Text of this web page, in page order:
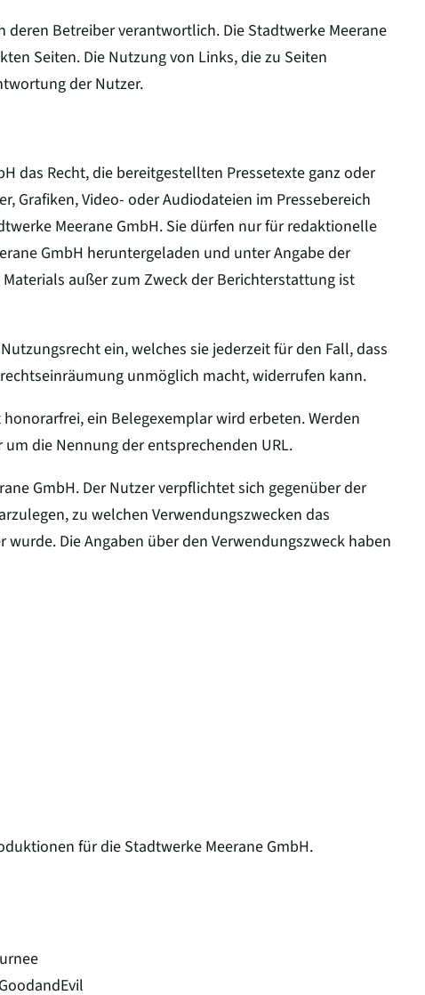
Betreiber verantwortlich. Die Stadtwerke Meerane
Seiten. Die Nutzung von Links, die zu Seiten
der Nutzer.
das Recht, die bereitgestellten Pressetexte ganz oder
Grafiken, Video- oder Audiodateien im Pressebereich
Meerane GmbH. Sie dürfen nur für redaktionelle
GmbH heruntergeladen und unter Angabe der
außer zum Zweck der Berichterstattung ist
ein, welches sie jederzeit für den Fall, dass
unmöglich macht, widerrufen kann.
ein Belegexemplar wird erbeten. Werden
die Nennung der entsprechenden URL.
GmbH. Der Nutzer verpflichtet sich gegenüber der
zu welchen Verwendungszwecken das
Die Angaben über den Verwendungszweck haben
für die Stadtwerke Meerane GmbH.